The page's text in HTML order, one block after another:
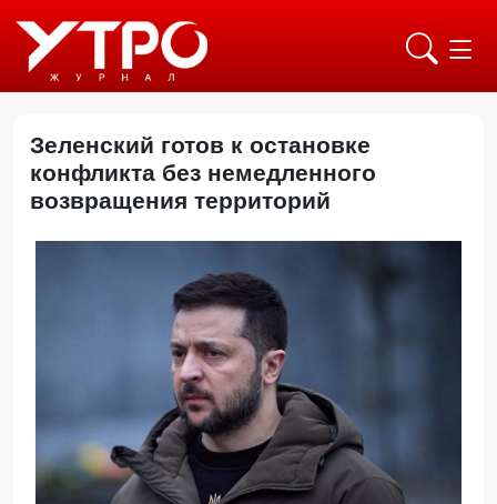
Зеленский готов к остановке
конфликта без немедленного
возвращения территорий